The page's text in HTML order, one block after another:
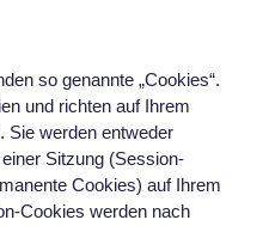
so genannte „Cookies“.
und richten auf Ihrem
Sie werden entweder
Sitzung (Session-
Cookies) auf Ihrem
Cookies werden nach